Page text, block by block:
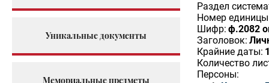
Уникальные документы
Мемориальные предметы
Раздел
Номер единицы
Шифр: ф.2082
Заголовок:
Крайние даты:
Количество
Персоны: